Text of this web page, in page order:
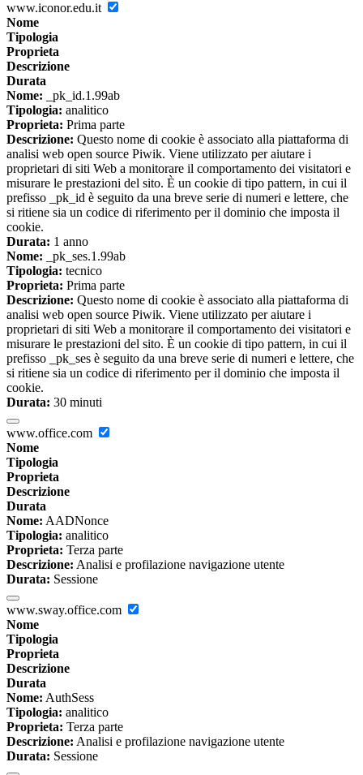
www.iconor.edu.it
Nome
Tipologia
Proprieta
Descrizione
Durata
Nome: _pk_id.1.99ab
Tipologia: analitico
Proprieta: Prima parte
Descrizione: Questo nome di cookie è associato alla piattaforma di
analisi web open source Piwik. Viene utilizzato per aiutare i
proprietari di siti Web a monitorare il comportamento dei visitatori e
misurare le prestazioni del sito. È un cookie di tipo pattern, in cui il
prefisso _pk_id è seguito da una breve serie di numeri e lettere, che
si ritiene sia un codice di riferimento per il dominio che imposta il
cookie.
Durata: 1 anno
Nome: _pk_ses.1.99ab
Tipologia: tecnico
Proprieta: Prima parte
Descrizione: Questo nome di cookie è associato alla piattaforma di
analisi web open source Piwik. Viene utilizzato per aiutare i
proprietari di siti Web a monitorare il comportamento dei visitatori e
misurare le prestazioni del sito. È un cookie di tipo pattern, in cui il
prefisso _pk_ses è seguito da una breve serie di numeri e lettere, che
si ritiene sia un codice di riferimento per il dominio che imposta il
cookie.
Durata: 30 minuti
www.office.com
Nome
Tipologia
Proprieta
Descrizione
Durata
Nome: AADNonce
Tipologia: analitico
Proprieta: Terza parte
Descrizione: Analisi e profilazione navigazione utente
Durata: Sessione
www.sway.office.com
Nome
Tipologia
Proprieta
Descrizione
Durata
Nome: AuthSess
Tipologia: analitico
Proprieta: Terza parte
Descrizione: Analisi e profilazione navigazione utente
Durata: Sessione